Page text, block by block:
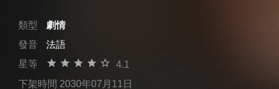
類型
劇情
發音
法語
星等
4.1
下架時間 2030年07月11日